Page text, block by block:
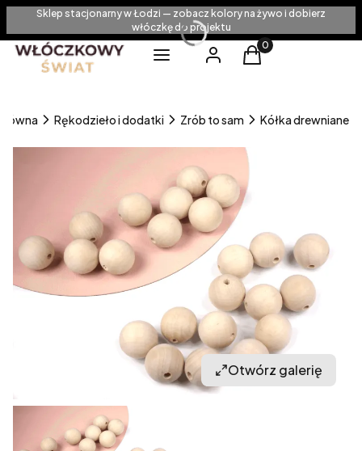
Sklep stacjonarny w Łodzi — zobacz kolory na żywo i dobierz
włóczkę do projektu
Menu
Zaloguj sięProdukty w
Koszyk
Rękodzieło i dodatki Zrób to sam Kółka drewniane
Otwórz galerię